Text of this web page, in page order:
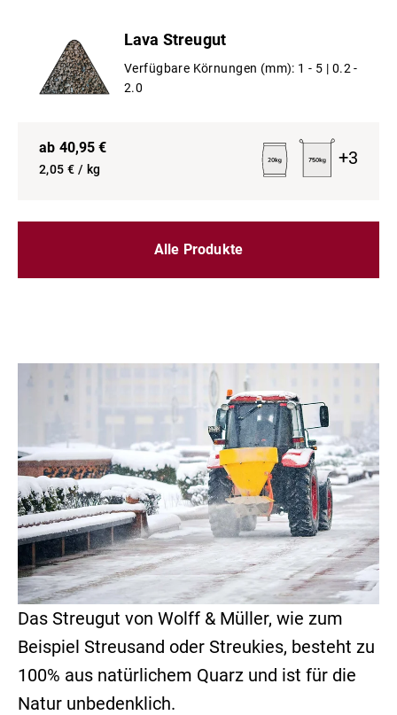
Lava Streugut
Verfügbare Körnungen (mm): 1 - 5 | 0.2 -
2.0
ab 40,95 €
2,05 € / kg
+3
Alle Produkte
Das Streugut von Wolff & Müller, wie zum
Beispiel Streusand oder Streukies, besteht zu
100% aus natürlichem Quarz und ist für die
Natur unbedenklich.